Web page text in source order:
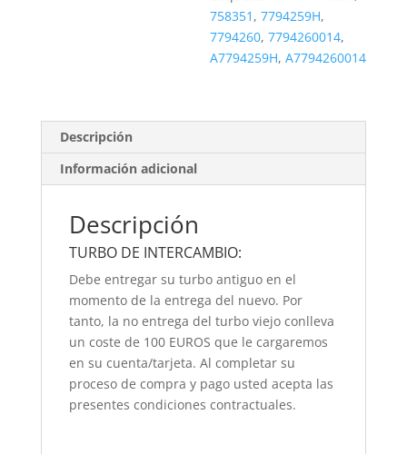
758351 ,7794259H,
7794260,7794260014,
A7794259H,A7794260014
Descripción
Información adicional
Descripción
TURBO DE INTERCAMBIO:
Debe entregar su turbo antiguo en el
momento de la entrega del nuevo. Por
tanto, la no entrega del turbo viejo conlleva
un coste de 100 EUROS que le cargaremos
en su cuenta/tarjeta. Al completar su
proceso de compra y pago usted acepta las
presentes condiciones contractuales.